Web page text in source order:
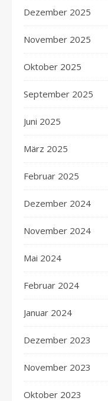
Dezember 2025
November 2025
Oktober 2025
September 2025
Juni 2025
März 2025
Februar 2025
Dezember 2024
November 2024
Mai 2024
Februar 2024
Januar 2024
Dezember 2023
November 2023
Oktober 2023